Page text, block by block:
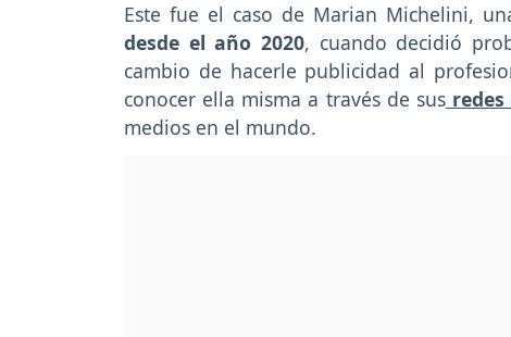
Este fue el caso de Marian Michelini,
desde el año 2020, cuando decidió
cambio de hacerle publicidad al
conocer ella misma a través de susredes
medios en el mundo.